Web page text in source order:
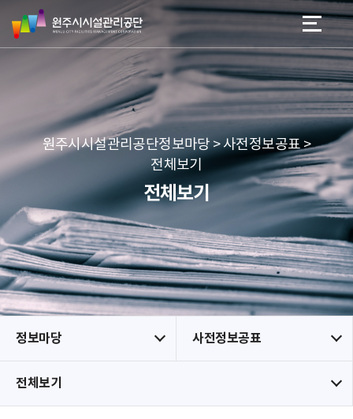
네
본문 바로가기
메뉴 바로가기
원
주
시
리
공
단
원주시시설관리공단정보마당 > 사전정보공표 >
전체보기
전체보기
정보마당 사전정보공표
전체보기